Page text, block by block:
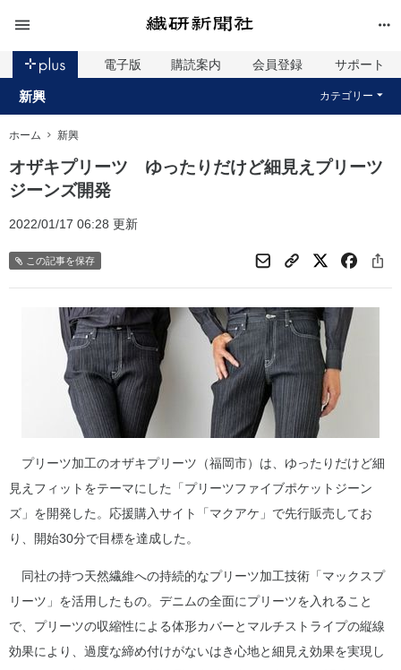
電子版 購読案内 会員登録 サポート
新興 カテゴリー
ホーム 新興
オザキプリーツ ゆったりだけど細見えプリーツ
ジーンズ開発
2022/01/17 06:28 更新
この記事を保存
プリーツ加工のオザキプリーツ（福岡市）は、ゆったりだけど細
見えフィットをテーマにした「プリーツファイブポケットジーン
ズ」を開発した。応援購入サイト「マクアケ」で先行販売してお
り、開始30分で目標を達成した。
同社の持つ天然繊維への持続的なプリーツ加工技術「マックスプ
リーツ」を活用したもの。デニムの全面にプリーツを入れること
で、プリーツの収縮性による体形カバーとマルチストライプの縦線
効果により、過度な締め付けがないはき心地と細見え効果を実現し